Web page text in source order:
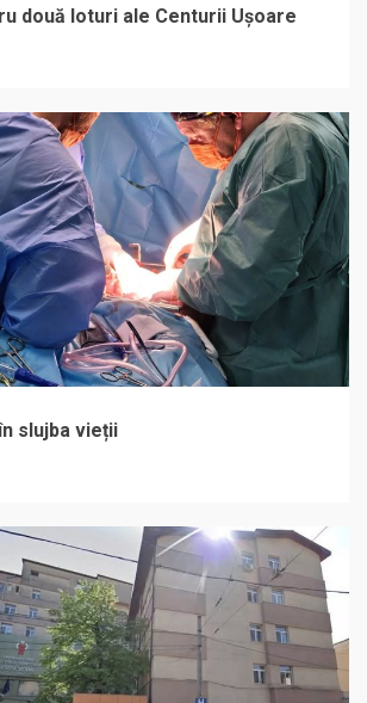
două loturi ale Centurii Ușoare
slujba vieții